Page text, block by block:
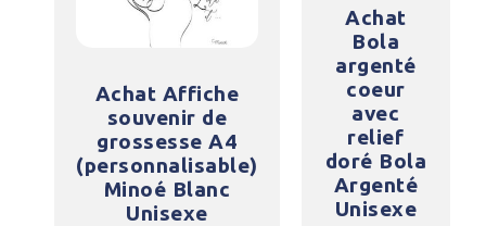
Achat Affiche
souvenir de
grossesse A4
(personnalisable)
Minoé Blanc
Unisexe
Achat
Bola
argenté
coeur
avec
relief
doré Bola
Argenté
Unisexe